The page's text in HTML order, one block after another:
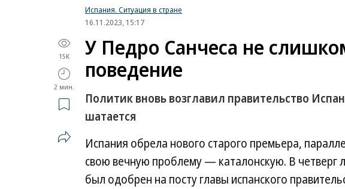
Испания. Ситуация в стране
16.11.2023, 15:17
15K
2 мин.
У Педро Санчеса не
поведение
Политик вновь возглавил правительство
шатается
Испания обрела нового старого премьера,
свою вечную проблему — каталонскую. В четверг
был одобрен на посту главы испанского